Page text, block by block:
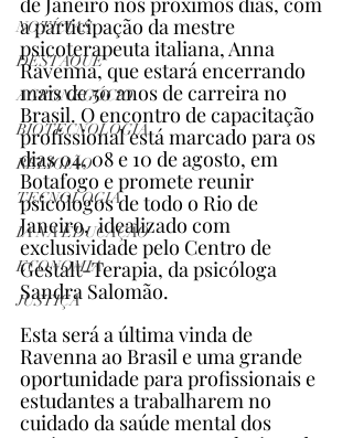
NOTÍCIAS
DESTAQUE
AGRONEGÓCIO
BIOTECNOLOGIA
RELIGIÃO
TECNOLOGIA
IA NA EDUCAÇÃO
ECONOMIA
JUSTIÇA
a participação da mestre
psicoterapeuta italiana, Anna
Ravenna, que estará encerrando
mais de 50 anos de carreira no
Brasil. O encontro de capacitação
profissional está marcado para os
dias 04, 08 e 10 de agosto, em
Botafogo e promete reunir
psicólogos de todo o Rio de
Janeiro,  idealizado com
exclusividade pelo Centro de
Gestalt-Terapia, da psicóloga
Sandra Salomão.
Esta será a última vinda de
Ravenna ao Brasil e uma grande
oportunidade para profissionais e
estudantes a trabalharem no
cuidado da saúde mental dos